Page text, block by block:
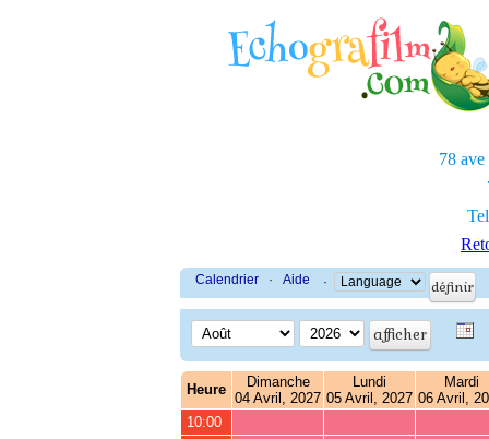
78 ave
Calendrier · Aide ·
Heure
Dimanche
04 Avril, 2027
Lundi
05 Avril, 2027
Mardi
06 Avril,
10:00